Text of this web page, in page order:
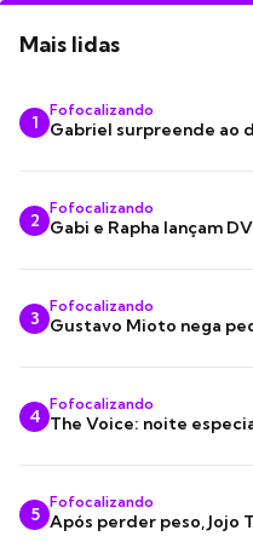
Mais lidas
1
Fofocalizando
Gabriel surpreende ao
2
Fofocalizando
Gabi e Rapha lançam
3
Fofocalizando
Gustavo Mioto nega
4
Fofocalizando
The Voice: noite
5
Fofocalizando
Após perder peso, Jojo